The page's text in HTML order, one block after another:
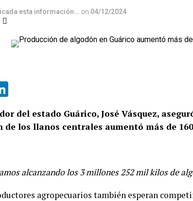
esta información... on 04/12/2024
del estado Guárico, José Vásquez,
los llanos centrales aumentó más de
alcanzando los 3 millones 252 mil kilos de
agropecuarios también esperan